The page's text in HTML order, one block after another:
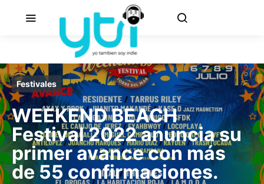
Festivales
WEEKEND BEACH
Festival 2022 anuncia su
primer avance con más
de 55 confirmaciones.